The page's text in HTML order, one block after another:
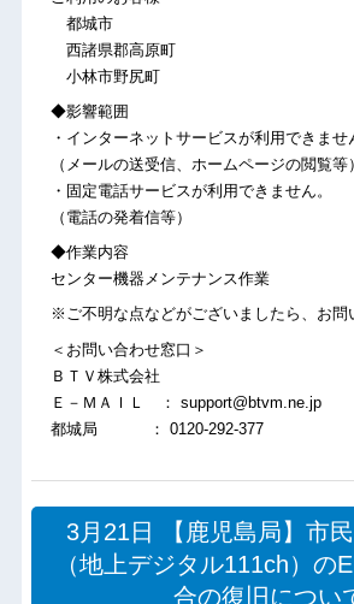
都城市
西諸県郡高原町
小林市野尻町
◆影響範囲
・インターネットサービスが利用できませ
（メールの送受信、ホームページの閲覧等）
・固定電話サービスが利用できません。
（電話の発着信等）
◆作業内容
センター機器メンテナンス作業
※ご不明な点などがございましたら、お問
＜お問い合わせ窓口＞
ＢＴＶ株式会社
Ｅ－ＭＡＩＬ ： support@btvm.ne.jp
都城局 ： 0120-292-377
3月21日 【鹿児島局】市
（地上デジタル111ch）の
合の復旧につい